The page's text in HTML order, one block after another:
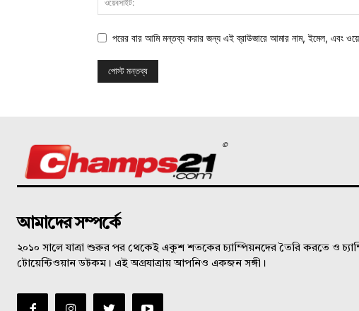
পরের বার আমি মন্তব্য করার জন্য এই ব্রাউজারে আমার নাম, ইমেল, এবং
©
আমাদের সম্পর্কে
২০১০ সালে যাত্রা শুরুর পর থেকেই একুশ শতকের চ্যাম্পিয়নদের তৈরি করতে ও
টোয়েন্টিওয়ান ডটকম। এই অগ্রযাত্রায় আপনিও একজন সঙ্গী।